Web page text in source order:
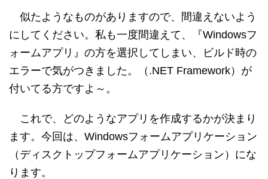
似たようなものがありますので、間違えないよう
にしてください。私も一度間違えて、『Windowsフ
ォームアプリ』の方を選択してしまい、ビルド時の
エラーで気がつきました。（.NET Framework）が
付いてる方ですよ～。
これで、どのようなアプリを作成するかが決まり
ます。今回は、Windowsフォームアプリケーション
（ディスクトップフォームアプリケーション）にな
ります。